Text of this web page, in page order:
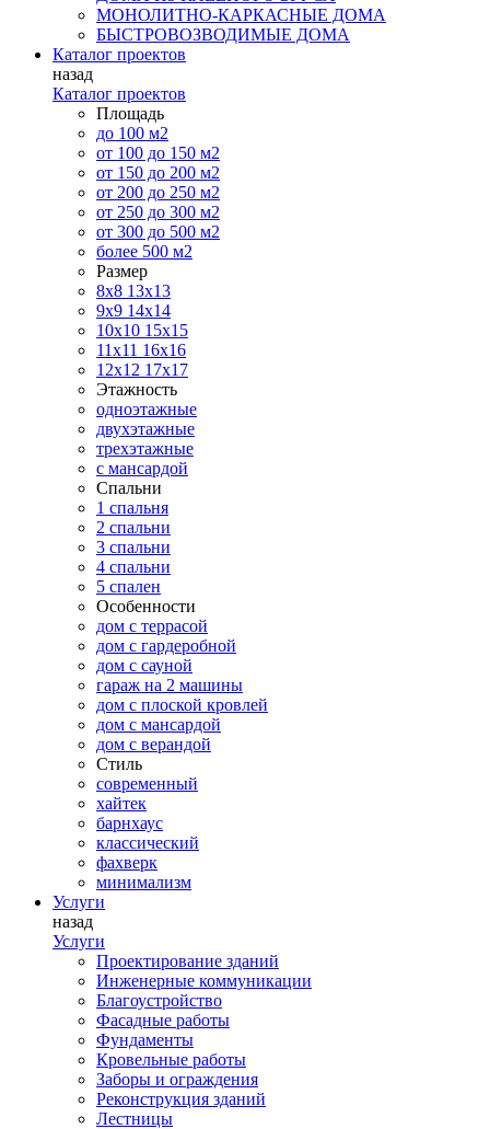
МОНОЛИТНО-КАРКАСНЫЕ ДОМА
БЫСТРОВОЗВОДИМЫЕ ДОМА
Каталог проектов
назад
Каталог проектов
Площадь
до 100 м2
от 100 до 150 м2
от 150 до 200 м2
от 200 до 250 м2
от 250 до 300 м2
от 300 до 500 м2
более 500 м2
Размер
8х8 13х13
9х9 14х14
10х10 15х15
11x11 16х16
12х12 17х17
Этажность
одноэтажные
двухэтажные
трехэтажные
с мансардой
Спальни
1 спальня
2 спальни
3 спальни
4 спальни
5 спален
Особенности
дом с террасой
дом с гардеробной
дом с сауной
гараж на 2 машины
дом с плоской кровлей
дом с мансардой
дом с верандой
Стиль
современный
хайтек
барнхаус
классический
фахверк
минимализм
Услуги
назад
Услуги
Проектирование зданий
Инженерные коммуникации
Благоустройство
Фасадные работы
Фундаменты
Кровельные работы
Заборы и ограждения
Реконструкция зданий
Лестницы